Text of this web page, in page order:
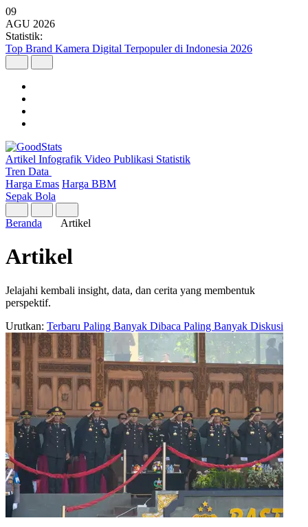
09
AGU 2026
Statistik:
Malaysia Pimpin Kunjungan Wisatawan Mancanegara ke Indonesia
pada Semester I 2026
ArtikelInfografik
Tren Data
Harga Emas
Sepak Bola
Artikel
Jelajahi kembali insight, data, dan cerita yang membentuk
Urutkan: TerbaruPaling Banyak DibacaPaling Banyak Diskusi